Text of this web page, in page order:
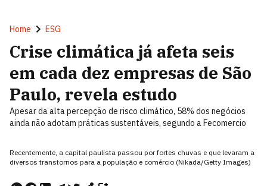
Home ESG
Crise climática já afeta seis
em cada dez empresas de São
Paulo, revela estudo
Apesar da alta percepção de risco climático, 58% dos negócios
ainda não adotam práticas sustentáveis, segundo a Fecomercio
Recentemente, a capital paulista passou por fortes chuvas e que levaram a
diversos transtornos para a população e comércio (Nikada/Getty Images)